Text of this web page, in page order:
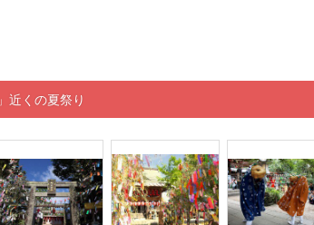
近くの夏祭り